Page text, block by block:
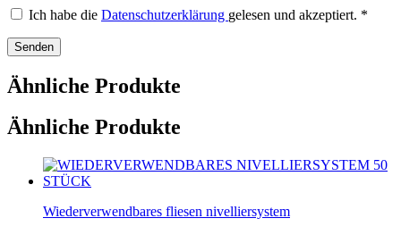
Ich habe die Datenschutzerklärung gelesen und akzeptiert. *
Ähnliche Produkte
Ähnliche Produkte
Wiederverwendbares fliesen nivelliersystem